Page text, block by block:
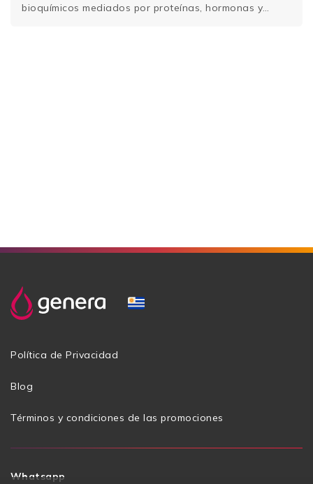
bioquímicos mediados por proteínas, hormonas y
Política de Privacidad
Blog
Términos y condiciones de las promociones
Whatsapp